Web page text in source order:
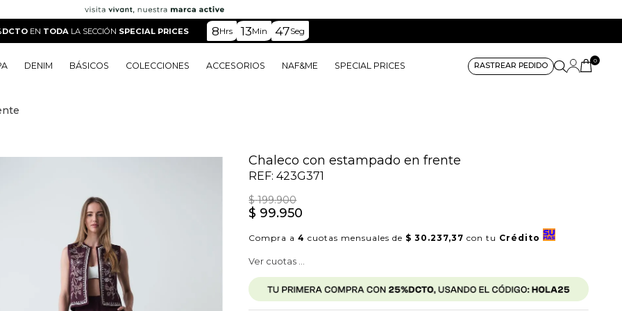
EN TODA LA SECCIÓN SPECIAL PRICES 8Hrs 13Min 46Seg
DENIM BÁSICOS COLECCIONES ACCESORIOS NAF&ME SPECIAL PRICES RASTREAR PEDIDO
0
Chaleco con estampado en frente
REF:423G371
$ 199.900
$ 99.950
Compra a4 cuotas mensuales de $ 30.237,37 con tu Crédito
Ver cuotas ...